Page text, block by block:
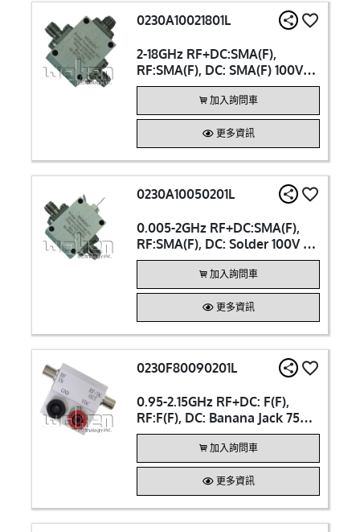
0230A10021801L
2-18GHz RF+DC:SMA(F),
RF:SMA(F), DC: SMA(F) 100V
6A BiasTee
加入詢問車
更多資訊
0230A10050201L
0.005-2GHz RF+DC:SMA(F),
RF:SMA(F), DC: Solder 100V 3A
BiasTee
加入詢問車
更多資訊
0230F80090201L
0.95-2.15GHz RF+DC: F(F),
RF:F(F), DC: Banana Jack 75Ω
80V 6A Bias Tee
加入詢問車
更多資訊